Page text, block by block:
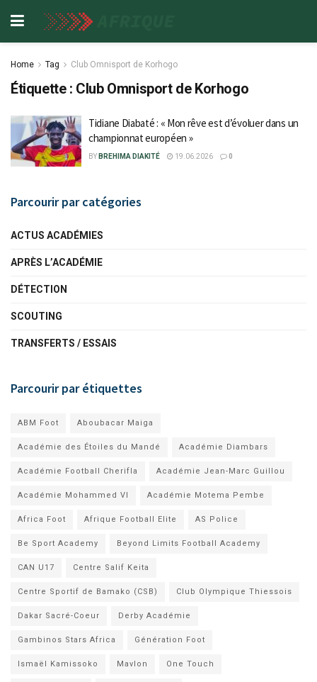
Home Tag Club Omnisport de Korhogo
Étiquette : Club Omnisport de Korhogo
Tidiane Diabaté : « Mon rêve est d’évoluer dans un
championnat européen »
BY BREHIMA DIAKITÉ 19.06.2026 0
Parcourir par catégories
ACTUS ACADÉMIES
APRÈS L’ACADÉMIE
DÉTECTION
SCOUTING
TRANSFERTS / ESSAIS
Parcourir par étiquettes
ABM Foot Aboubacar Maiga
Académie des Étoiles du Mandé Académie Diambars
Académie Football Cherifla Académie Jean-Marc Guillou
Académie Mohammed VI Académie Motema Pembe
Africa Foot Afrique Football Elite AS Police
Be Sport Academy Beyond Limits Football Academy
CAN U17 Centre Salif Keita
Centre Sportif de Bamako (CSB) Club Olympique Thiessois
Dakar Sacré-Coeur Derby Académie
Gambinos Stars Africa Génération Foot
Ismaël Kamissoko Mavlon One Touch